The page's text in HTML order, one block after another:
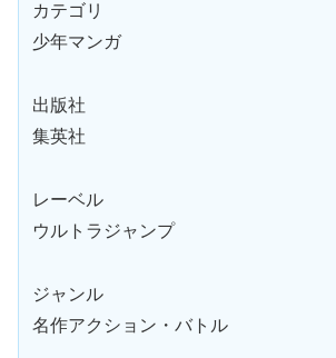
カテゴリ
少年マンガ
出版社
集英社
レーベル
ウルトラジャンプ
ジャンル
名作アクション・バトル